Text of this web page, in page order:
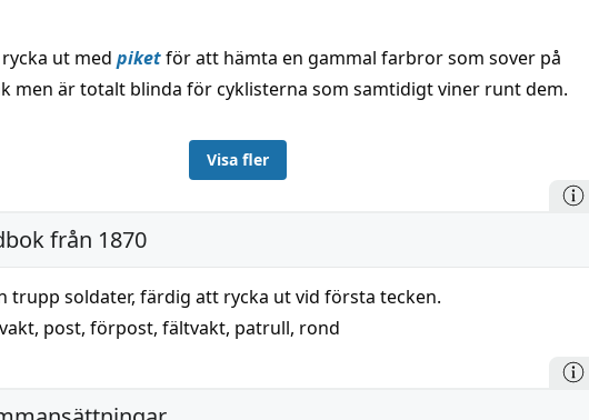
ut med piketför att hämta en gammal farbror som sover på
men är totalt blinda för cyklisterna som samtidigt viner runt dem.
Visa fler
från 1870
trupp soldater, färdig att rycka ut vid första tecken.
vakt, post, förpost, fältvakt, patrull, rond